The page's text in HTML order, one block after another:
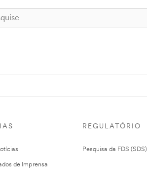
de Imprensa
REGULATÓRIO
Pesquisa da FDS (SDS)